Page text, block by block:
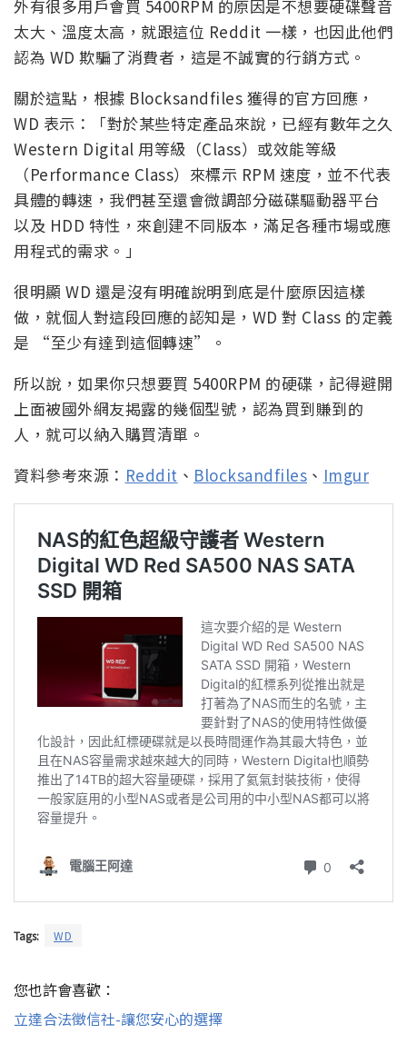
外有很多用戶會買 5400RPM 的原因是不想要硬碟聲音
太大、溫度太高，就跟這位 Reddit 一樣，也因此他們
認為 WD 欺騙了消費者，這是不誠實的行銷方式。
關於這點，根據 Blocksandfiles 獲得的官方回應，
WD 表示：「對於某些特定產品來說，已經有數年之久
Western Digital 用等級（Class）或效能等級
（Performance Class）來標示 RPM 速度，並不代表
具體的轉速，我們甚至還會微調部分磁碟驅動器平台
以及 HDD 特性，來創建不同版本，滿足各種市場或應
用程式的需求。」
很明顯 WD 還是沒有明確說明到底是什麼原因這樣
做，就個人對這段回應的認知是，WD 對 Class 的定義
是 “至少有達到這個轉速”。
所以說，如果你只想要買 5400RPM 的硬碟，記得避開
上面被國外網友揭露的幾個型號，認為買到賺到的
人，就可以納入購買清單。
資料參考來源： Reddit 、 Blocksandfiles 、 Imgur
Tags: WD
您也許會喜歡：
立達合法徵信社-讓您安心的選擇